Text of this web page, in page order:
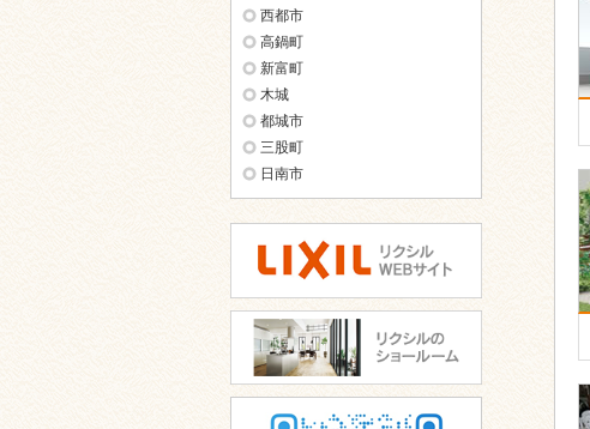
西都市
高鍋町
新富町
木城
都城市
三股町
日南市